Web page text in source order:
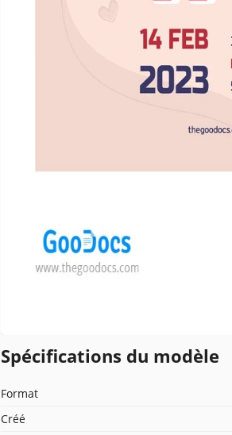
Spécifications du modèle
Format
Créé